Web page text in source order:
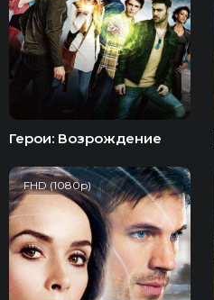
Герои: Возрождение
FHD (1080p)